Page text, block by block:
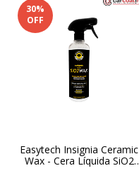
30%
OFF
Easytech Insignia Ceramic
Wax - Cera Líquida SiO2